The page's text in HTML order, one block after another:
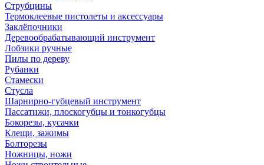
Струбцины
Термоклеевые пистолеты и аксессуары
Заклёпочники
Деревообрабатывающий инструмент
Лобзики ручные
Пилы по дереву
Рубанки
Стамески
Стусла
Шарнирно-губцевый инструмент
Пассатижи, плоскогубцы и тонкогубцы
Бокорезы, кусачки
Клещи, зажимы
Болторезы
Ножницы, ножи